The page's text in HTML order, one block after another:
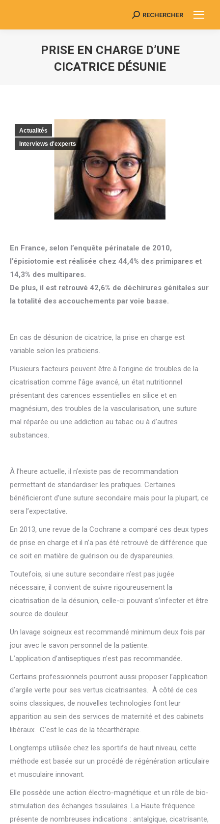
Search:
RECHERCHER
PRISE EN CHARGE D’UNE
CICATRICE DÉSUNIE
Actualités
Interviews d'experts
En France, selon l’enquête périnatale de 2010,
l’épisiotomie est réalisée chez 44,4% des primipares et
14,3% des multipares.
De plus, il est retrouvé 42,6% de déchirures génitales sur
la totalité des accouchements par voie basse.
En cas de désunion de cicatrice, la prise en charge est
variable selon les praticiens.
Plusieurs facteurs peuvent être à l’origine de troubles de la
cicatrisation comme l’âge avancé, un état nutritionnel
présentant des carences essentielles en silice et en
magnésium, des troubles de la vascularisation, une suture
mal réparée ou une addiction au tabac ou à d’autres
substances.
À l’heure actuelle, il n’existe pas de recommandation
permettant de standardiser les pratiques. Certaines
bénéficieront d’une suture secondaire mais pour la plupart, ce
sera l’expectative.
En 2013, une revue de la Cochrane a comparé ces deux types
de prise en charge et il n’a pas été retrouvé de différence que
ce soit en matière de guérison ou de dyspareunies.
Toutefois, si une suture secondaire n’est pas jugée
nécessaire, il convient de suivre rigoureusement la
cicatrisation de la désunion, celle-ci pouvant s’infecter et être
source de douleur.
Un lavage soigneux est recommandé minimum deux fois par
jour avec le savon personnel de la patiente.
L’application d’antiseptiques n’est pas recommandée.
Certains professionnels pourront aussi proposer l’application
d’argile verte pour ses vertus cicatrisantes. À côté de ces
soins classiques, de nouvelles technologies font leur
apparition au sein des services de maternité et des cabinets
libéraux. C’est le cas de la técarthérapie.
Longtemps utilisée chez les sportifs de haut niveau, cette
méthode est basée sur un procédé de régénération articulaire
et musculaire innovant.
Elle possède une action électro-magnétique et un rôle de bio-
stimulation des échanges tissulaires. La Haute fréquence
présente de nombreuses indications : antalgique, cicatrisante,